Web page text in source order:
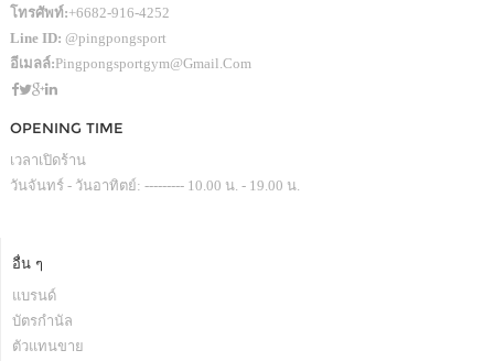
โทรศัพท์:+6682-916-4252
Line ID: @pingpongsport
อีเมลล์:Pingpongsportgym@gmail.com
OPENING TIME
เวลาเปิดร้าน
วันจันทร์ - วันอาทิตย์: --------- 10.00 น. - 19.00 น.
อื่น ๆ
แบรนด์
บัตรกำนัล
ตัวแทนขาย